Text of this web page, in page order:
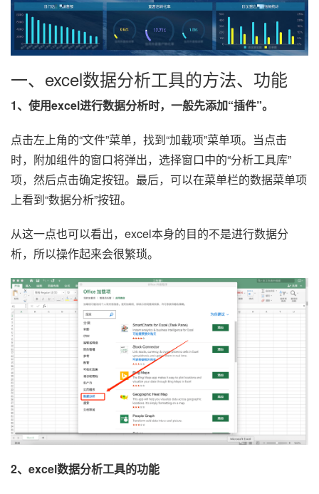
一、excel数据分析工具的方法、功能
1、使用excel进行数据分析时，一般先添加“插件”。
点击左上角的“文件”菜单，找到“加载项”菜单项。当点击
时，附加组件的窗口将弹出，选择窗口中的“分析工具库”
项，然后点击确定按钮。最后，可以在菜单栏的数据菜单项
上看到“数据分析”按钮。
从这一点也可以看出，excel本身的目的不是进行数据分
析，所以操作起来会很繁琐。
2、excel数据分析工具的功能